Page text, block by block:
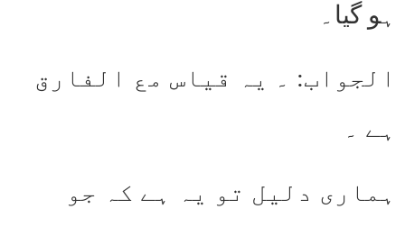
ہو گیا۔
الجواب: ۔ یہ قیاس مع الفارق
ہے ۔
ہماری دلیل تو یہ ہے کہ جو